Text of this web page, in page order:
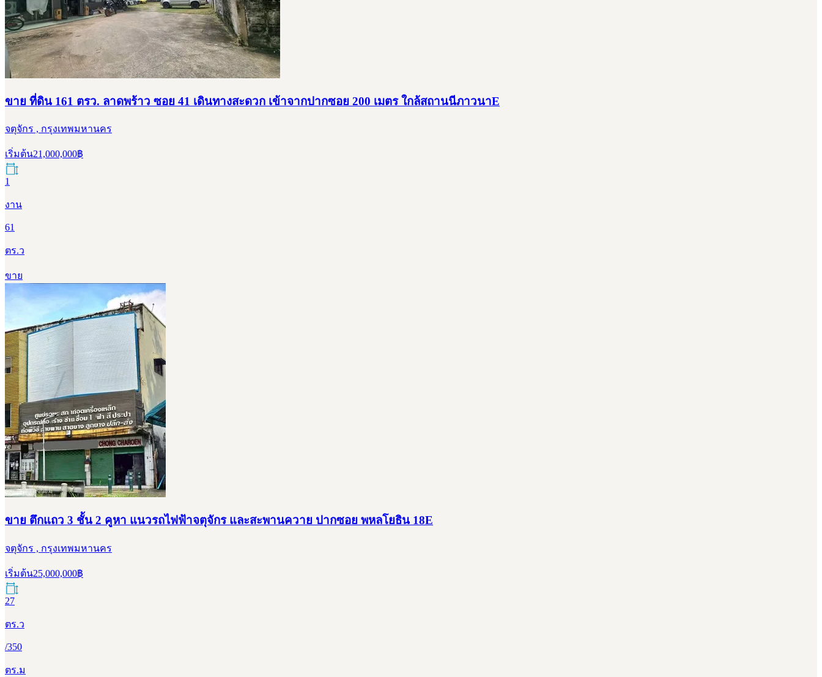
ขาย ที่ดิน 161 ตรว. ลาดพร้าว ซอย 41 เดินทางสะดวก เข้าจากปากซอย 200 เมตร ใกล้สถานนีภาวนาE
จตุจักร , กรุงเทพมหานคร
เริ่มต้น21,000,000฿
1
งาน
61
ตร.ว
ขาย
ขาย ตึกแถว 3 ชั้น 2 คูหา แนวรถไฟฟ้าจตุจักร และสะพานควาย ปากซอย พหลโยธิน 18E
จตุจักร , กรุงเทพมหานคร
เริ่มต้น25,000,000฿
27
ตร.ว
/350
ตร.ม